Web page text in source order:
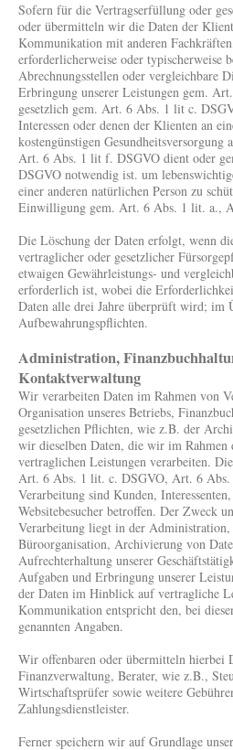
Sofern für die Vertragserfüllung oder
oder übermitteln wir die Daten der
Kommunikation mit anderen
erforderlicherweise oder typischerweise
Abrechnungsstellen oder vergleichbare
Erbringung unserer Leistungen gem.
gesetzlich gem. Art. 6 Abs. 1 lit c.
Interessen oder denen der Klienten an
kostengünstigen Gesundheitsversorgung
Art. 6 Abs. 1 lit f. DSGVO dient oder
DSGVO notwendig ist. um
einer anderen natürlichen Person zu
Einwilligung gem. Art. 6 Abs. 1 lit. a.,
Die Löschung der Daten erfolgt, wenn
vertraglicher oder gesetzlicher
etwaigen Gewährleistungs- und
erforderlich ist, wobei die
Daten alle drei Jahre überprüft wird; im
Aufbewahrungspflichten.
Administration,
Kontaktverwaltung
Wir verarbeiten Daten im Rahmen von
Organisation unseres Betriebs,
gesetzlichen Pflichten, wie z.B. der
wir dieselben Daten, die wir im Rahmen
vertraglichen Leistungen verarbeiten.
Art. 6 Abs. 1 lit. c. DSGVO, Art. 6
Verarbeitung sind Kunden,
Websitebesucher betroffen. Der Zweck
Verarbeitung liegt in der Administration,
Büroorganisation, Archivierung von
Aufrechterhaltung unserer
Aufgaben und Erbringung unserer
der Daten im Hinblick auf vertragliche
Kommunikation entspricht den, bei
genannten Angaben.
Wir offenbaren oder übermitteln hierbei
Finanzverwaltung, Berater, wie z.B.,
Wirtschaftsprüfer sowie weitere
Zahlungsdienstleister.
Ferner speichern wir auf Grundlage